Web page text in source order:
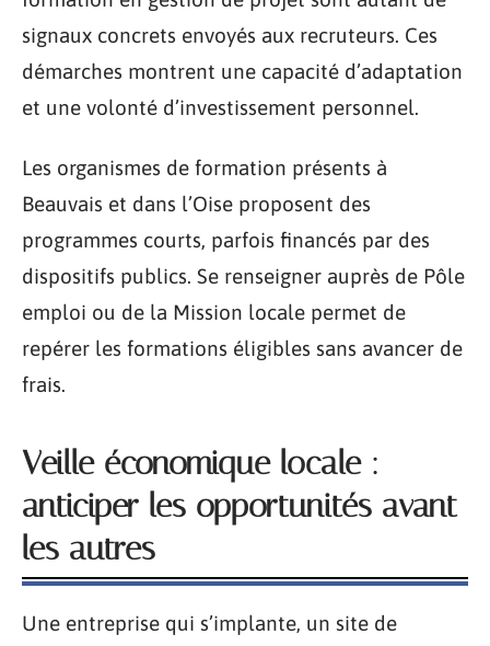
signaux concrets envoyés aux recruteurs. Ces
démarches montrent une capacité d’adaptation
et une volonté d’investissement personnel.
Les organismes de formation présents à
Beauvais et dans l’Oise proposent des
programmes courts, parfois financés par des
dispositifs publics. Se renseigner auprès de Pôle
emploi ou de la Mission locale permet de
repérer les formations éligibles sans avancer de
frais.
Veille économique locale :
anticiper les opportunités avant
les autres
Une entreprise qui s’implante, un site de